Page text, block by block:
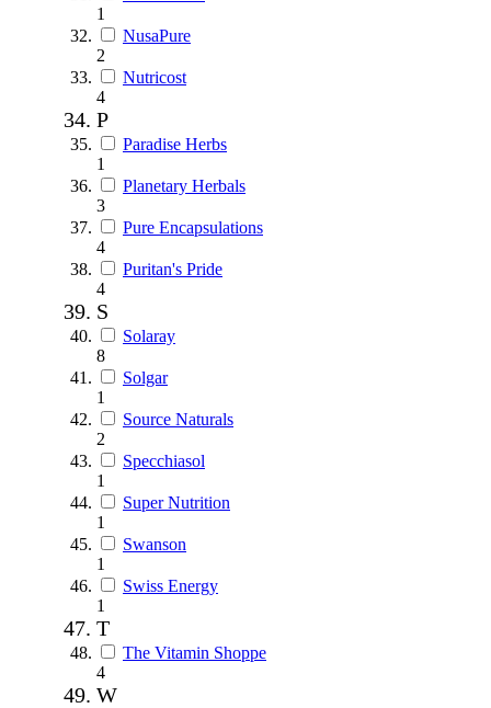
1
NusaPure
2
Nutricost
4
P
Paradise Herbs
1
Planetary Herbals
3
Pure Encapsulations
4
Puritan's Pride
4
S
Solaray
8
Solgar
1
Source Naturals
2
Specchiasol
1
Super Nutrition
1
Swanson
1
Swiss Energy
1
T
The Vitamin Shoppe
4
W